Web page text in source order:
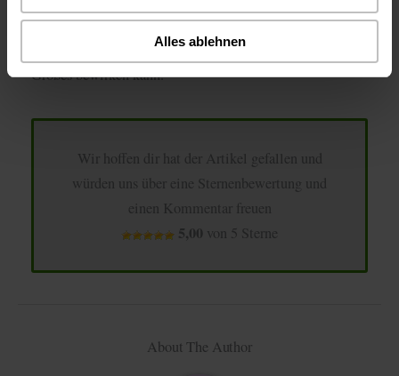
Alles ablehnen
So zeigt die alkoholische Gärung, wie Biologie, Chemie
und Technik zusammenwirken – und wie ein kleiner Pilz
Großes bewirken kann.
Wir hoffen dir hat der Artikel gefallen und
würden uns über eine Sternenbewertung und
einen Kommentar freuen
5,00 von 5 Sterne
About The Author